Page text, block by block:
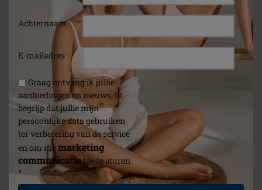
Achternaam
E-mailadres *
Graag ontvang ik jullie
aanbiedingen en nieuws. Ik
begrijp dat jullie mijn
persoonlijke data gebruiken
ter verbetering van de service
en om memarketing
communicatietoe te sturen
*
Afneembaar
drainagezakje
(1)
Michelle